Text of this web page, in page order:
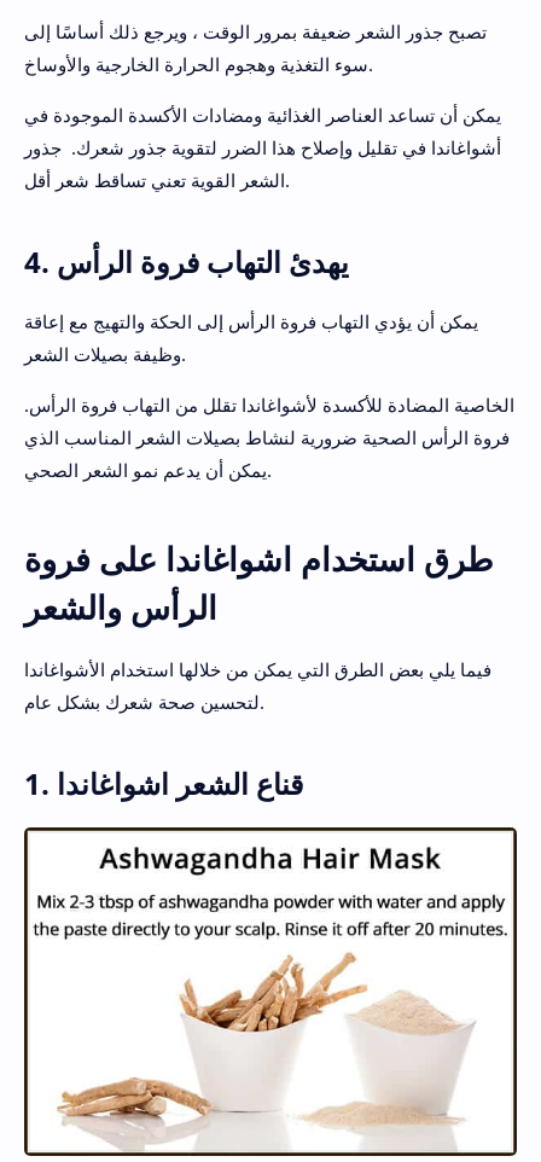
تصبح جذور الشعر ضعيفة بمرور الوقت ، ويرجع ذلك أساسًا إلى
سوء التغذية وهجوم الحرارة الخارجية والأوساخ.
يمكن أن تساعد العناصر الغذائية ومضادات الأكسدة الموجودة في
أشواغاندا في تقليل وإصلاح هذا الضرر لتقوية جذور شعرك. جذور
الشعر القوية تعني تساقط شعر أقل.
4. يهدئ التهاب فروة الرأس
يمكن أن يؤدي التهاب فروة الرأس إلى الحكة والتهيج مع إعاقة
وظيفة بصيلات الشعر.
الخاصية المضادة للأكسدة لأشواغاندا تقلل من التهاب فروة الرأس.
فروة الرأس الصحية ضرورية لنشاط بصيلات الشعر المناسب الذي
يمكن أن يدعم نمو الشعر الصحي.
طرق استخدام اشواغاندا على فروة
الرأس والشعر
فيما يلي بعض الطرق التي يمكن من خلالها استخدام الأشواغاندا
لتحسين صحة شعرك بشكل عام.
1. قناع الشعر اشواغاندا